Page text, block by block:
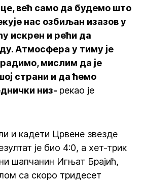
већ само да будемо што
нас озбиљан изазов у
искрен и рећи да
Атмосфера у тиму је
радимо, мислим да је
страни и да ћемо
низ- рекао је
и кадети Црвене звезде
је био 4:0, а хет-трик
шапчанин Игњат Брајић,
са скоро тридесет